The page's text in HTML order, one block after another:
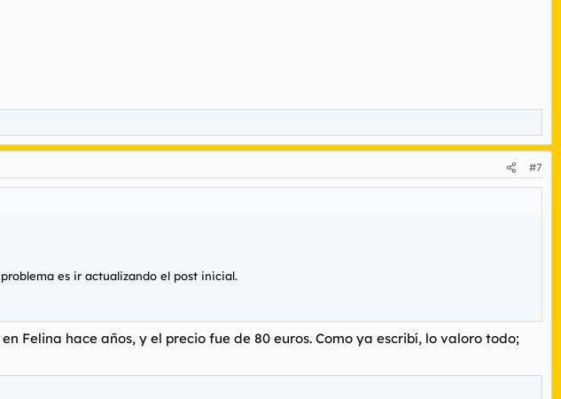
#7
es ir actualizando el post inicial.
Felina hace años, y el precio fue de 80 euros. Como ya escribí, lo valoro todo;